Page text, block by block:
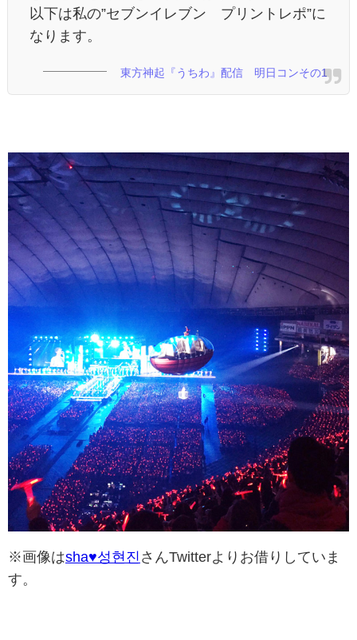
以下は私の”セブンイレブン プリントレポ”に
なります。
東方神起『うちわ』配信 明日コンその1
※画像はsha♥성현진 さんTwitterよりお借りしていま
す。